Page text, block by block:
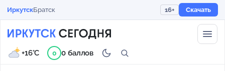
ИркутскБратск 16+ Скачать
+16°C 0 0 баллов